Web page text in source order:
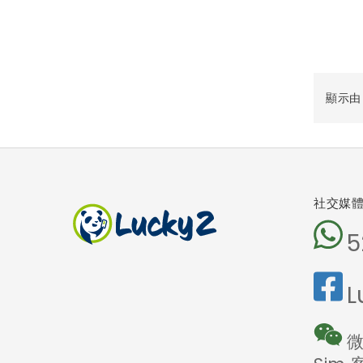
顯示
社交媒